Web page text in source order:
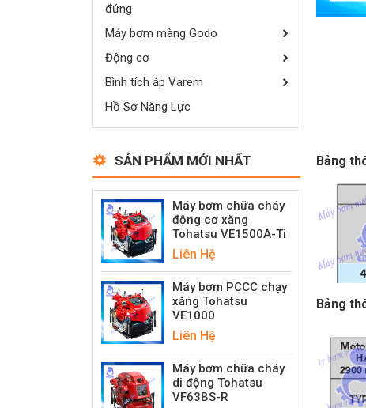
đứng
Máy bơm màng Godo
Động cơ
Bình tích áp Varem
Hồ Sơ Năng Lực
SẢN PHẨM MỚI NHẤT
Máy bơm chữa cháy
động cơ xăng
Tohatsu VE1500A-Ti
Liên Hệ
Máy bơm PCCC chạy
xăng Tohatsu
VE1000
Liên Hệ
Máy bơm chữa cháy
di động Tohatsu
VF63BS-R
Bảng
Bảng